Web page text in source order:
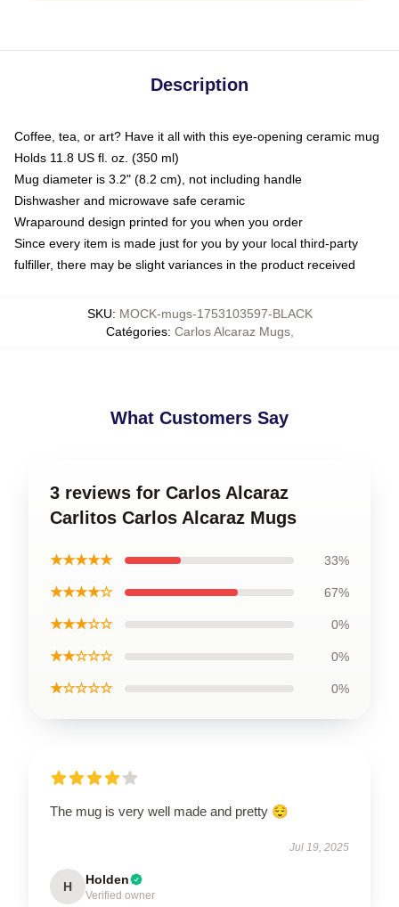
Description
Coffee, tea, or art? Have it all with this eye-opening ceramic mug
Holds 11.8 US fl. oz. (350 ml)
Mug diameter is 3.2" (8.2 cm), not including handle
Dishwasher and microwave safe ceramic
Wraparound design printed for you when you order
Since every item is made just for you by your local third-party
fulfiller, there may be slight variances in the product received
SKU: MOCK-mugs-1753103597-BLACK
Catégories: Carlos Alcaraz Mugs,
What Customers Say
3 reviews for Carlos Alcaraz
Carlitos Carlos Alcaraz Mugs
★★★★★ 33%
★★★★☆ 67%
★★★☆☆ 0%
★★☆☆☆ 0%
★☆☆☆☆ 0%
The mug is very well made and pretty 😌
Jul 19, 2025
H Holden
Verified owner